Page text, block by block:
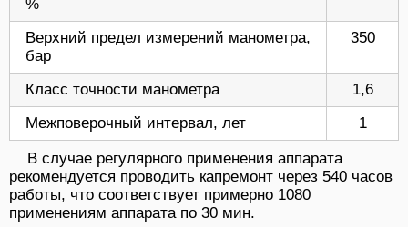
%
Верхний предел измерений манометра,
бар
350
Класс точности манометра
1,6
Межповерочный интервал, лет
1
В случае регулярного применения аппарата
рекомендуется проводить капремонт через 540 часов
работы, что соответствует примерно 1080
применениям аппарата по 30 мин.